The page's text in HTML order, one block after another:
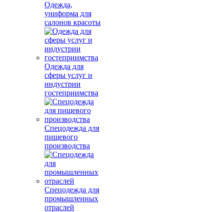
Одежда,
униформа для
салонов красоты
Одежда для
сферы услуг и
индустрии
гостеприимства
Спецодежда для
пищевого
производства
Спецодежда для
промышленных
отраслей